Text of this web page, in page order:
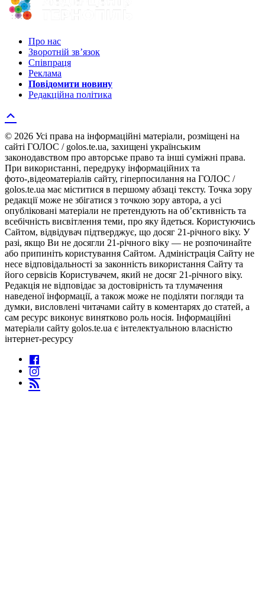
Про нас
Зворотній зв’язок
Співпраця
Реклама
Повідомити новину
Редакційна політика
© 2026 Усі права на інформаційні матеріали, розміщені на
сайті ГОЛОС / golos.te.ua, захищені українським
законодавством про авторське право та інші суміжні права.
При використанні, передруку інформаційних та
фото-,відеоматеріалів сайту, гіперпосилання на ГОЛОС /
golos.te.ua має міститися в першому абзаці тексту. Точка зору
редакції може не збігатися з точкою зору автора, а усі
опубліковані матеріали не претендують на об’єктивність та
всебічність висвітлення теми, про яку йдеться. Користуючись
Сайтом, відвідувач підтверджує, що досяг 21-річного віку. У
разі, якщо Ви не досягли 21-річного віку — не розпочинайте
або припиніть користування Сайтом. Адміністрація Сайту не
несе відповідальності за законність використання Сайту та
його сервісів Користувачем, який не досяг 21-річного віку.
Редакція не відповідає за достовірність та тлумачення
наведеної інформації, а також може не поділяти погляди та
думки, висловлені читачами сайту в коментарях до статей, а
сам ресурс виконує винятково роль носія. Інформаційні
матеріали сайту golos.te.ua є інтелектуальною власністю
інтернет-ресурсу